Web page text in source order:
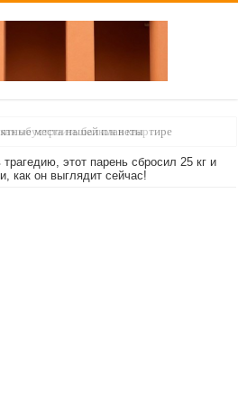
места нашей планеты
обустроить балкон в квартире
этот парень сбросил 25 кг и
как он выглядит сейчас!